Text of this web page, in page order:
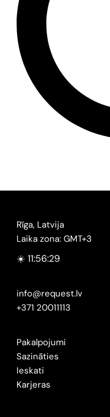
Rīga, Latvija
Laika zona: GMT+3
☀️ 11:56:30
info@request.lv
+371 20011113
Pakalpojumi
Sazināties
Ieskati
Karjeras